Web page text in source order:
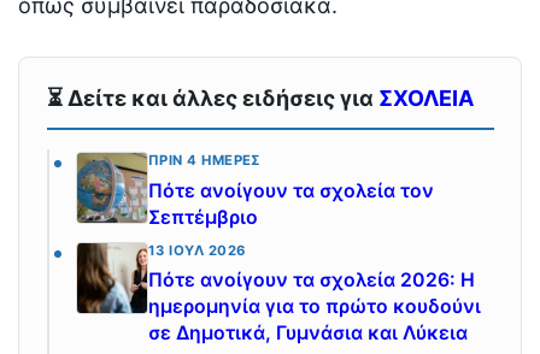
όπως συμβαίνει παραδοσιακά.
⏳ Δείτε και άλλες ειδήσεις για ΣΧΟΛΕΙΑ
ΠΡΙΝ 4 ΗΜΈΡΕΣ
Πότε ανοίγουν τα σχολεία τον
Σεπτέμβριο
13 ΙΟΎΛ 2026
Πότε ανοίγουν τα σχολεία 2026: Η
ημερομηνία για το πρώτο κουδούνι
σε Δημοτικά, Γυμνάσια και Λύκεια